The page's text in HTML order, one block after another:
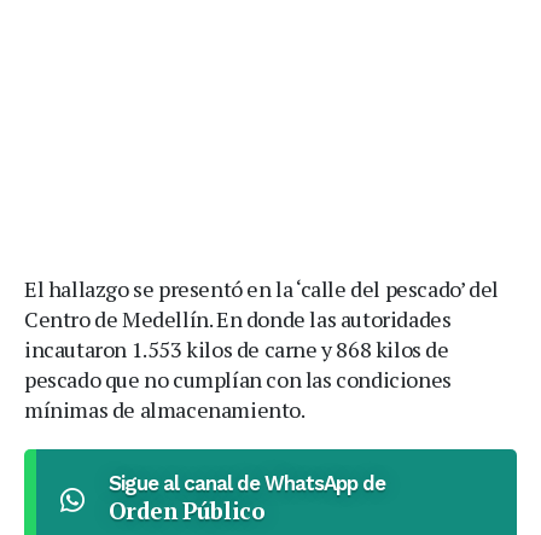
El hallazgo se presentó en la ‘calle del pescado’ del
Centro de Medellín. En donde las autoridades
incautaron 1.553 kilos de carne y 868 kilos de
pescado que no cumplían con las condiciones
mínimas de almacenamiento.
Sigue al canal de WhatsApp de
Orden Público